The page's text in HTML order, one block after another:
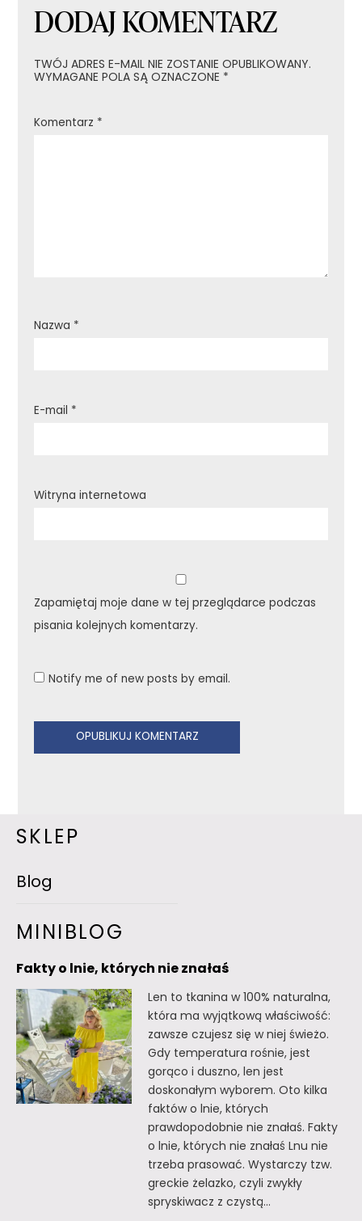
DODAJ KOMENTARZ
TWÓJ ADRES E-MAIL NIE ZOSTANIE OPUBLIKOWANY.
WYMAGANE POLA SĄ OZNACZONE *
Komentarz *
Nazwa *
E-mail *
Witryna internetowa
Zapamiętaj moje dane w tej przeglądarce podczas
pisania kolejnych komentarzy.
Notify me of new posts by email.
SKLEP
Blog
MINIBLOG
Fakty o lnie, których nie znałaś
Len to tkanina w 100% naturalna,
która ma wyjątkową właściwość:
zawsze czujesz się w niej świeżo.
Gdy temperatura rośnie, jest
gorąco i duszno, len jest
doskonałym wyborem. Oto kilka
faktów o lnie, których
prawdopodobnie nie znałaś. Fakty
o lnie, których nie znałaś Lnu nie
trzeba prasować. Wystarczy tzw.
greckie żelazko, czyli zwykły
spryskiwacz z czystą…